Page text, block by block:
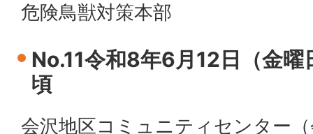
危険鳥獣対策本部
No.11令和8年6月12日（金
頃
会沢地区コミュニティセンター